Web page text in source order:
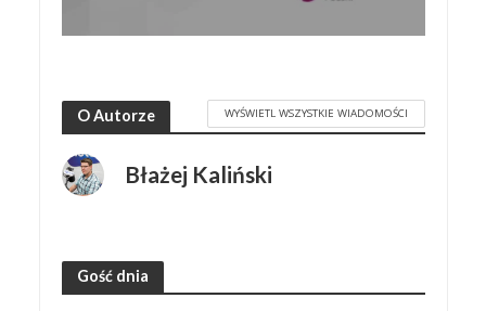
O Autorze WYŚWIETL WSZYSTKIE WIADOMOŚCI
Błażej Kaliński
Gość dnia